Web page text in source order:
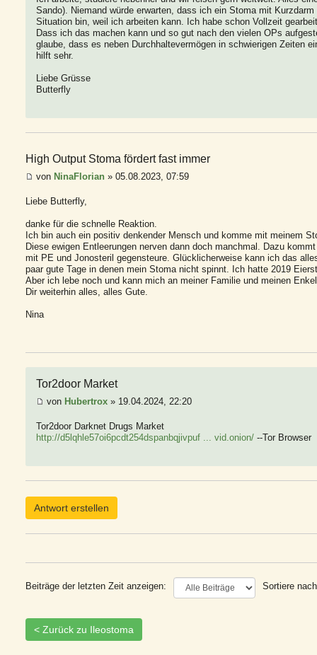
Sando). Niemand würde erwarten, dass ich ein Stoma mit
Situation bin, weil ich arbeiten kann. Ich habe schon Vollzeit
Dass ich das machen kann und so gut nach den vielen OPs
glaube, dass es neben Durchhaltevermögen in schwierigen Zeiten
hilft sehr.
Liebe Grüsse
Butterfly
High Output Stoma fördert fast immer
von NinaFlorian » 05.08.2023, 07:59
Liebe Butterfly,
danke für die schnelle Reaktion.
Ich bin auch ein positiv denkender Mensch und komme mit meinem
Diese ewigen Entleerungen nerven dann doch manchmal. Dazu
mit PE und Jonosteril gegensteure. Glücklicherweise kann ich das
paar gute Tage in denen mein Stoma nicht spinnt. Ich hatte 2019
Aber ich lebe noch und kann mich an meiner Familie und meinen
Dir weiterhin alles, alles Gute.
Nina
Tor2door Market
von Hubertrox » 19.04.2024, 22:20
Tor2door Darknet Drugs Market
http://d5lqhle57oi6pcdt254dspanbqjivpuf ... vid.onion/ --Tor Browser
Antwort erstellen
Beiträge der letzten Zeit anzeigen: Sortiere
< Zurück zu Ileostoma